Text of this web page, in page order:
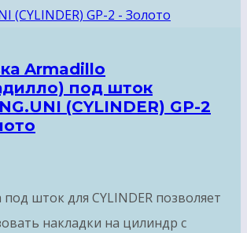
Armadillo
под шток
(CYLINDER) GP-2
под шток для CYLINDER позволяет
накладки на цилиндр с